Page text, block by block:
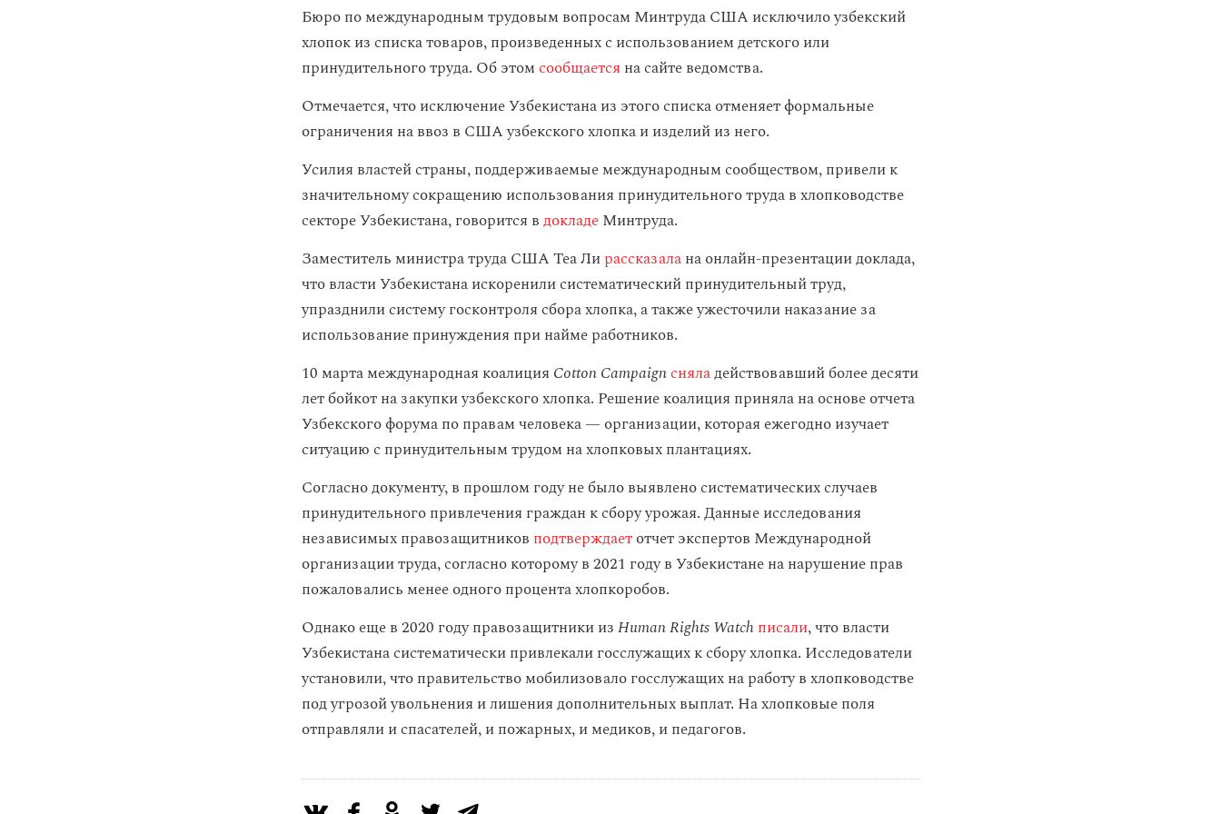
Бюро по международным трудовым вопросам Минтруда США исключило узбекский
хлопок из списка товаров, произведенных с использованием детского или
принудительного труда. Об этомсообщается на сайте ведомства.
Отмечается, что исключение Узбекистана из этого списка отменяет формальные
ограничения на ввоз в США узбекского хлопка и изделий из него.
Усилия властей страны, поддерживаемые международным сообществом, привели к
значительному сокращению использования принудительного труда в хлопководстве
секторе Узбекистана, говорится вдокладеМинтруда.
Заместитель министра труда США Теа Лирассказалана онлайн-презентации доклада,
что власти Узбекистана искоренили систематический принудительный труд,
упразднили систему госконтроля сбора хлопка, а также ужесточили наказание за
использование принуждения при найме работников.
10 марта международная коалиция Cotton Campaignсняладействовавший более десяти
лет бойкот на закупки узбекского хлопка. Решение коалиция приняла на основе отчета
Узбекского форума по правам человека — организации, которая ежегодно изучает
ситуацию с принудительным трудом на хлопковых плантациях.
Согласно документу, в прошлом году не было выявлено систематических случаев
принудительного привлечения граждан к сбору урожая. Данные исследования
независимых правозащитников подтверждаетотчет экспертов Международной
организации труда, согласно которому в 2021 году в Узбекистане на нарушение прав
пожаловались менее одного процента хлопкоробов.
Однако еще в 2020 году правозащитники изHuman Rights Watchписали, что власти
Узбекистана систематически привлекали госслужащих к сбору хлопка. Исследователи
установили, что правительство мобилизовало госслужащих на работу в хлопководстве
под угрозой увольнения и лишения дополнительных выплат. На хлопковые поля
отправляли и спасателей, и пожарных, и медиков, и педагогов.